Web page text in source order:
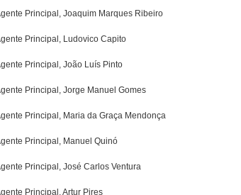
Principal, Joaquim Marques Ribeiro
Principal, Ludovico Capito
Principal, João Luís Pinto
Principal, Jorge Manuel Gomes
Principal, Maria da Graça Mendonça
Principal, Manuel Quinó
Principal, José Carlos Ventura
Principal, Artur Pires